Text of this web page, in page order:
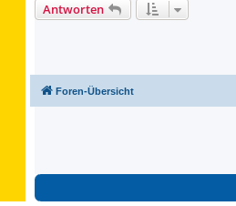
Antworten
Foren-Übersicht